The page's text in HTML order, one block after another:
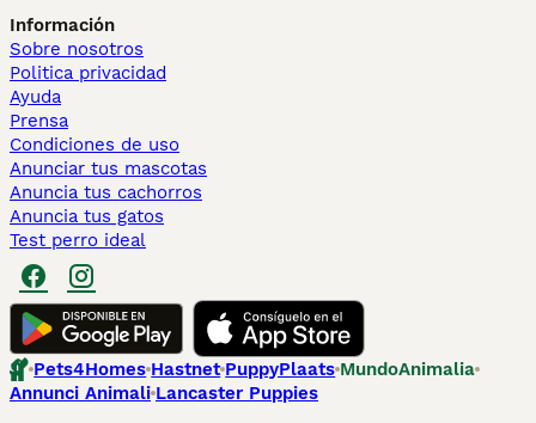
Información
Sobre nosotros
Politica privacidad
Ayuda
Prensa
Condiciones de uso
Anunciar tus mascotas
Anuncia tus cachorros
Anuncia tus gatos
Test perro ideal
Pets4Homes Hastnet PuppyPlaats MundoAnimalia
Annunci Animali Lancaster Puppies